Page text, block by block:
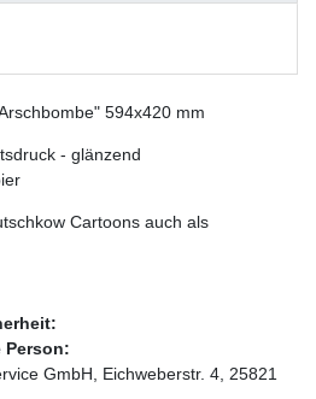
594x420 mm
- glänzend
Cartoons auch als
Person:
GmbH, Eichweberstr. 4, 25821